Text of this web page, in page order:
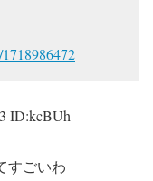
ID:kcBUh
すごいわ